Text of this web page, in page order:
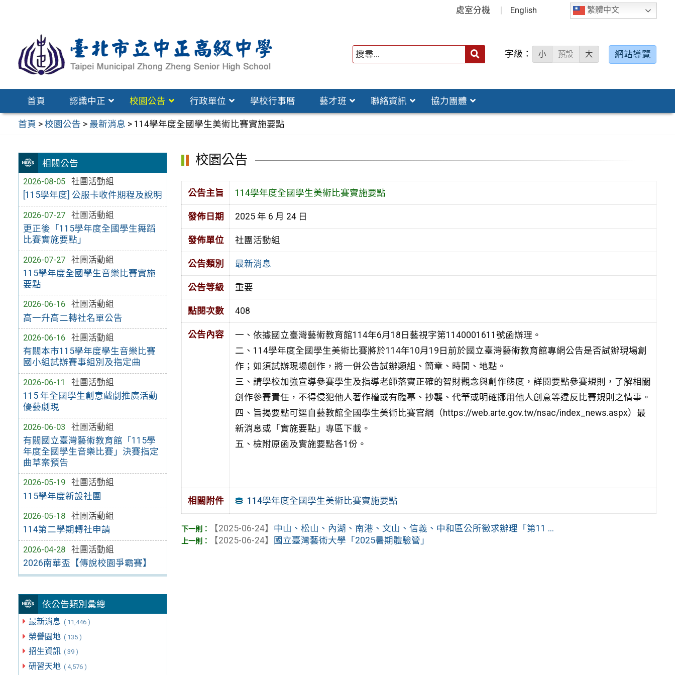
區
繁體中文
處室分機 English
字級： 小 預設 大 網站導覽
首頁 認識中正 校園公告 行政單位 學校行事曆 藝才班 聯絡資訊 協力團體
首頁 >校園公告 > 最新消息 > 114學年度全國學生美術比賽實施要點
相關公告
2026-08-05
社團活動組
[115學年度] 公服卡收件期程及說明
2026-07-27
社團活動組
更正後「115學年度全國學生舞蹈
比賽實施要點」
2026-07-27
社團活動組
115學年度全國學生音樂比賽實施
要點
2026-06-16
社團活動組
高一升高二轉社名單公告
2026-06-16
社團活動組
有關本市115學年度學生音樂比賽
國小組試辦賽事組別及指定曲
2026-06-11
社團活動組
115 年全國學生創意戲劇推廣活動
優藝劇現
2026-06-03
社團活動組
有關國立臺灣藝術教育館「115學
年度全國學生音樂比賽」決賽指定
曲草案預告
2026-05-19
社團活動組
115學年度新設社團
2026-05-18
社團活動組
114第二學期轉社申請
2026-04-28
社團活動組
2026南華盃【傳說校園爭霸賽】
依公告類別彙總
最新消息 ( 11,446 )
榮譽園地 ( 135 )
招生資訊 ( 39 )
研習天地 ( 4,576 )
校園公告
公告主旨 114學年度全國學生美術比賽實施要點
發佈日期 2025 年 6 月 24 日
發佈單位 社團活動組
公告類別 最新消息
公告等級 重要
點閱次數 408
公告內容
一、依據國立臺灣藝術教育館114年6月18日藝視字第1140001611號函辦理。
二、114學年度全國學生美術比賽將於114年10月19日前於國立臺灣藝術教育館專網公告是否試辦現場創
作；如須試辦現場創作，將一併公告試辦類組、簡章、時間、地點。
三、請學校加強宣導參賽學生及指導老師落實正確的智財觀念與創作態度，詳閱要點參賽規則，了解相關
創作參賽責任，不得侵犯他人著作權或有臨摹、抄襲、代筆或明確挪用他人創意等違反比賽規則之情事。
四、旨揭要點可逕自藝教館全國學生美術比賽官網（https://web.arte.gov.tw/nsac/index_news.aspx）最
新消息或「實施要點」專區下載。
五、檢附原函及實施要點各1份。
相關附件 114學年度全國學生美術比賽實施要點
【2025-06-24】 中山、松山、內湖、南港、文山、信義、中和區公所徵求辦理「第11 ...
【2025-06-24】
國立臺灣藝術大學「2025暑期體驗營」